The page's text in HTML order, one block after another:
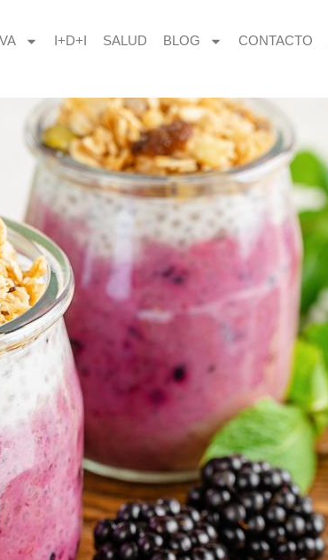
I+D+I SALUD BLOG CONTACTO